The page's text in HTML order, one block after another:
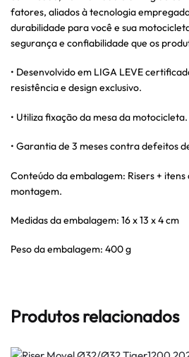
fatores, aliados à tecnologia
durabilidade para você e sua
segurança e confiabilidade que os
• Desenvolvido em LIGA LEVE
resistência e design exclusivo.
• Utiliza fixação da mesa da motocicleta.
• Garantia de 3 meses contra defeitos
Conteúdo da embalagem: Risers +
montagem.
Medidas da embalagem: 16 x 13 x 4 cm
Peso da embalagem: 400 g
Produtos relacionados